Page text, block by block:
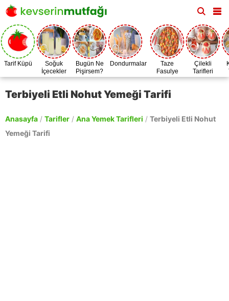
Tarif Küpü
Soğuk
İçecekler
Bugün Ne
Pişirsem?
Dondurmalar
Taze
Fasulye
Zamanı
Çilekli
Tarifleri
Terbiyeli Etli Nohut Yemeği Tarifi
Anasayfa / Tarifler / Ana Yemek Tarifleri / Terbiyeli Etli Nohut
Yemeği Tarifi